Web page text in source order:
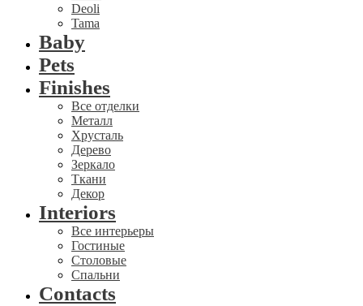
Deoli
Tama
Baby
Pets
Finishes
Все отделки
Металл
Хрусталь
Дерево
Зеркало
Ткани
Декор
Interiors
Все интерьеры
Гостиные
Столовые
Спальни
Contacts